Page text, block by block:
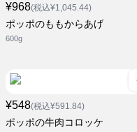
¥968(税込¥1,045.44)
ポッポのももからあげ
600g
¥548(税込¥591.84)
ポッポの牛肉コロッケ